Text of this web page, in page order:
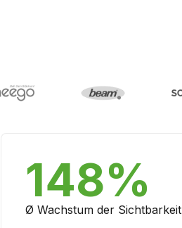
148%
Ø Wachstum der Sichtbarkeit